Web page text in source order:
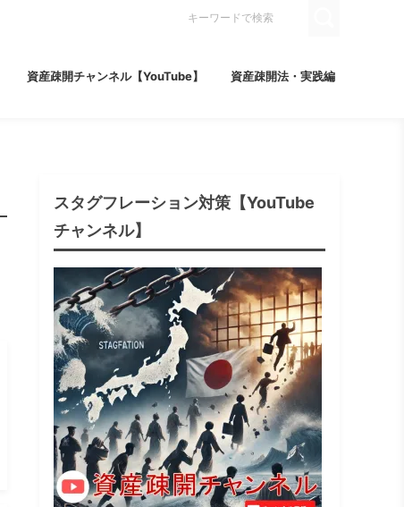
資産疎開チャンネル【YouTube】 資産疎開法・実践編
スタグフレーション対策【YouTube
チャンネル】